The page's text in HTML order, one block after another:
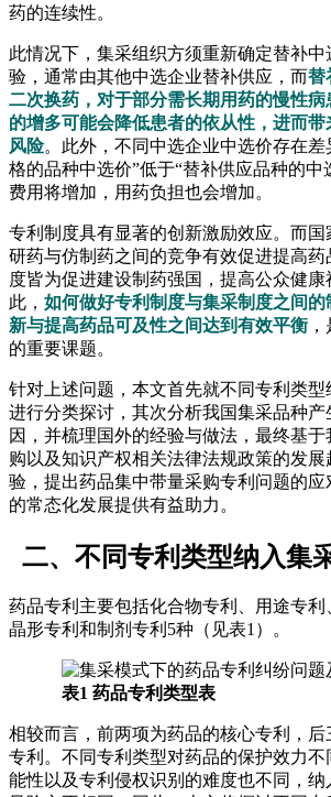
药的连续性。
此情况下，集采组织方须重新确定替补
验，通常由其他中选企业替补供应，而替
二次换药，对于部分需长期用药的慢性
的增多可能会降低患者的依从性，进而
风险。此外，不同中选企业中选价存在差
格的品种中选价”低于“替补供应品种的中
费用将增加，用药负担也会增加。
专利制度具有显著的创新激励效应。而
研药与仿制药之间的竞争有效促进提高药
度皆为促进建设制药强国，提高公众健康
此， 如何做好专利制度与集采制度之间的
新与提高药品可及性之间达到有效平衡
的重要课题。
针对上述问题，本文首先就不同专利类
进行分类探讨，其次分析我国集采品种
因，并梳理国外的经验与做法，最终基
购以及知识产权相关法律法规政策的发
验，提出药品集中带量采购专利问题的
的常态化发展提供有益助力。
二、不同专利类型纳入集
药品专利主要包括化合物专利、用途专利
晶形专利和制剂专利5种（见表1）。
表1 药品专利类型表
相较而言，前两项为药品的核心专利，后
专利。不同专利类型对药品的保护效力
能性以及专利侵权识别的难度也不同，